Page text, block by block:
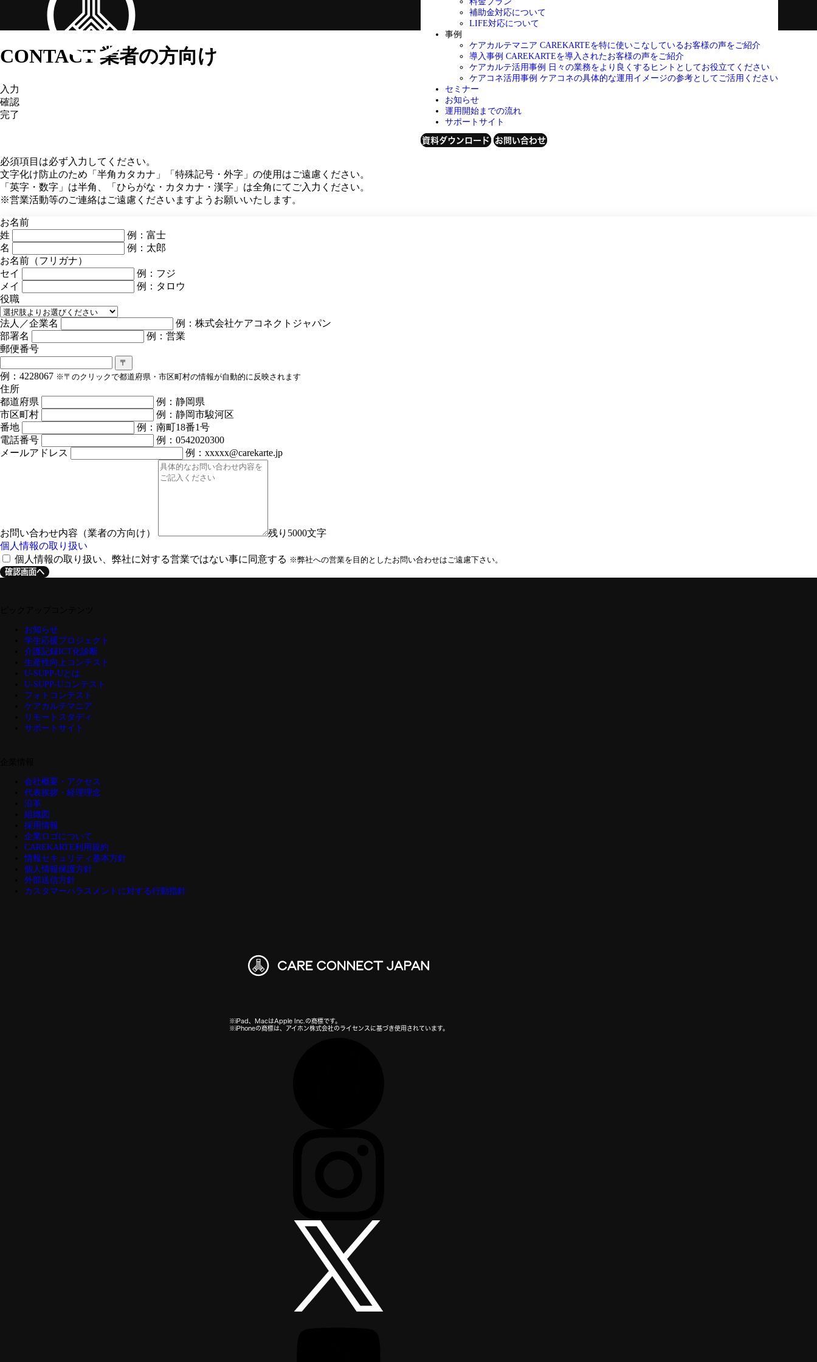
補助金対応について
LIFE対応について
事例
ケアカルテマニア CAREKARTEを特に使いこなしているお客様の声をご紹介
導入事例 CAREKARTEを導入されたお客様の声をご紹介
ケアカルテ活用事例
日々の業務をより良くするヒントとしてお役立てください
ケアコネ活用事例 ケアコネの具体的な運用イメージの参考としてご活用ください
セミナー
お知らせ
運用開始までの流れ
サポートサイト
資料ダウンロード お問い合わせ
CONTACT 業者の方向け
入力
確認
完了
必須項目は必ず入力してください。
文字化け防止のため「半角カタカナ」「特殊記号・外字」の使用はご遠慮ください。
「英字・数字」は半角、「ひらがな・カタカナ・漢字」は全角にてご入力ください。
※営業活動等のご連絡はご遠慮くださいますようお願いいたします。
お名前
姓
例：富士
名
例：太郎
お名前（フリガナ）
セイ
例：フジ
メイ
例：タロウ
役職
法人／企業名
例：株式会社ケアコネクトジャパン
部署名
例：営業
郵便番号
〒
例：4228067 ※〒のクリックで都道府県・市区町村の情報が自動的に反映されます
住所
都道府県
例：静岡県
市区町村
例：静岡市駿河区
番地
例：南町18番1号
電話番号
例：0542020300
メールアドレス
例：xxxxx@carekarte.jp
お問い合わせ内容（業者の方向け）
残り5000文字
個人情報の取り扱い
個人情報の取り扱い、弊社に対する営業ではない事に同意する ※弊社への営業を目的としたお問い合わせはご遠慮下さい。
確認画面へ
お知らせ
学生応援プロジェクト
介護記録ICT化診断
生産性向上コンテスト
U-SUPP-Uとは
U-SUPP-Uコンテスト
フォトコンテスト
ケアカルテマニア
リモートスタディ
サポートサイト
会社概要・アクセス
代表挨拶・経理理念
沿革
組織図
採用情報
企業ロゴについて
CAREKARTE利用規約
情報セキュリティ基本方針
個人情報保護方針
外部送信方針
カスタマーハラスメントに対する行動指針
※iPad、MacはApple Inc.の商標です。
※iPhoneの商標は、アイホン株式会社のライセンスに基づき使用されています。